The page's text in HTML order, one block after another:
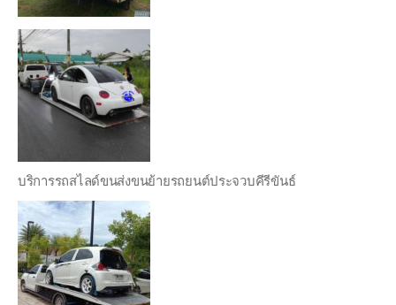
บริการรถสไลด์ขนส่งขนย้ายรถยนต์ประจวบคีรีขันธ์